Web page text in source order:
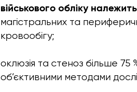
військового обліку
магістральних та
кровообігу;
оклюзія та стеноз більше
об’єктивними методами